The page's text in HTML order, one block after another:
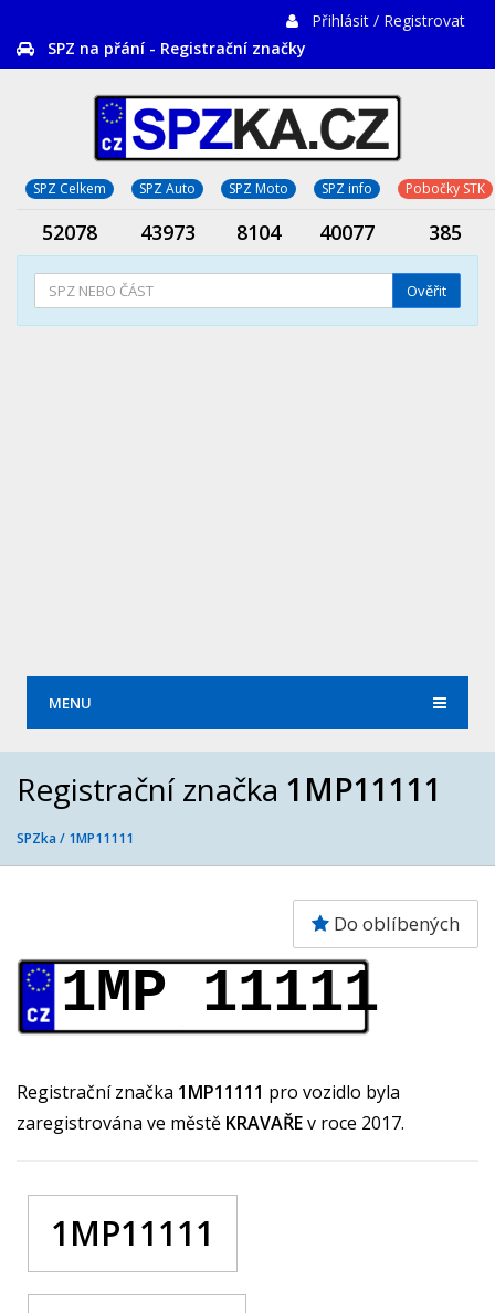
Přihlásit / Registrovat
SPZ na přání - Registrační značky
SPZ Celkem SPZ Auto SPZ Moto SPZ info Pobočky STK
52078 43973 8104 40077 385
Ověřit
MENU
Registrační značka 1MP11111
SPZka / 1MP11111
Do oblíbených
1MP 11111
Registrační značka 1MP11111 pro vozidlo byla
zaregistrována ve městě KRAVAŘEv roce 2017.
1MP11111